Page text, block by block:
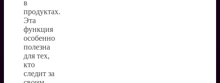
в
продуктах.
Эта
функция
особенно
полезна
для тех,
кто
следит за